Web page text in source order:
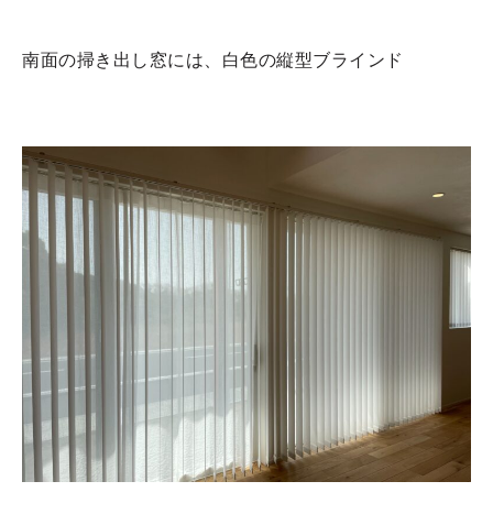
南面の掃き出し窓には、白色の縦型ブラインド